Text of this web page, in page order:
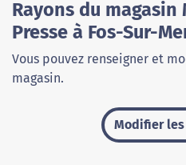
Rayons du magasin
Presse à Fos-Sur-
Vous pouvez renseigner et
magasin.
Modifier les